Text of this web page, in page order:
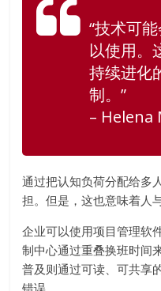
“技术可
以使用。
持续进化
制。”
– Helena
通过把认知负荷分配给多
担。但是，这也意味着人
企业可以使用项目管理软
制中心通过重叠换班时间
普及则通过可读、可共享
错误。